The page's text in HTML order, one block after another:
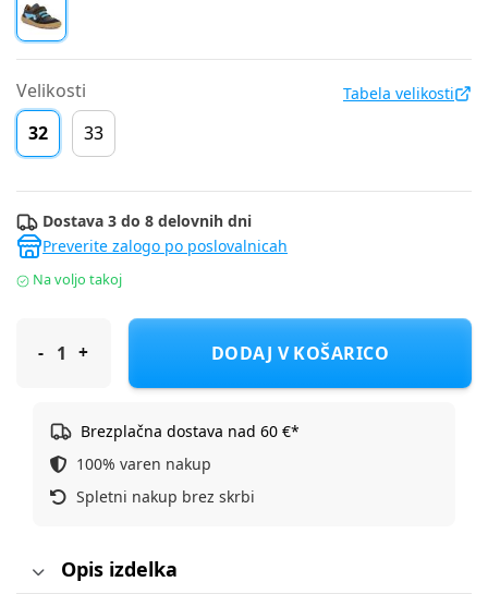
Velikosti Tabela velikosti
32 33
Dostava 3 do 8 delovnih dni
Preverite zalogo po poslovalnicah
Na voljo takoj
Froddo čevelj nizek G3130263 BAREFOOT SPLASH F dark blue 32
DODAJ V KOŠARICO
Brezplačna dostava nad 60 €*
100% varen nakup
Spletni nakup brez skrbi
Opis izdelka